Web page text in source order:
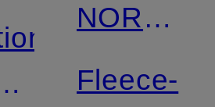
NORTH
FACE
Fleece-